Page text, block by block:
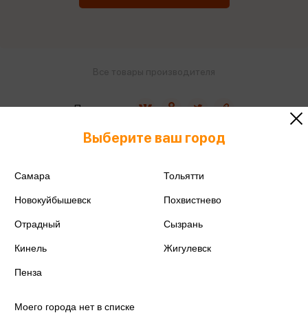
Производитель ИП Фазуллин И.Р.
Поделиться
Отзывы
Выберите ваш город
Самара Тольятти
Новокуйбышевск Похвистнево
Отрадный Сызрань
Кинель Жигулевск
Пенза
Моего города нет в списке